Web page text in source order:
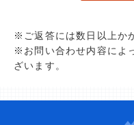
※ご返答には数日以上か
※お問い合わせ内容によ
ざいます。